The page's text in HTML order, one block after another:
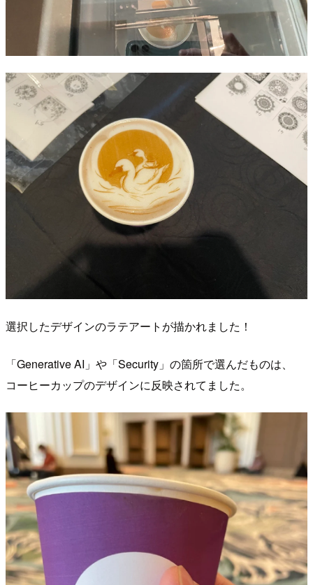
選択したデザインのラテアートが描かれました！
「Generative AI」や「Security」の箇所で選んだものは、
コーヒーカップのデザインに反映されてました。